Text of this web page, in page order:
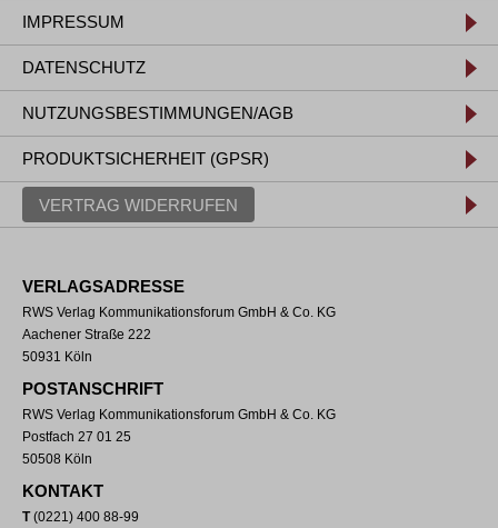
IMPRESSUM
DATENSCHUTZ
NUTZUNGSBESTIMMUNGEN/AGB
PRODUKTSICHERHEIT (GPSR)
VERTRAG WIDERRUFEN
VERLAGSADRESSE
RWS Verlag Kommunikationsforum GmbH & Co. KG
Aachener Straße 222
50931 Köln
POSTANSCHRIFT
RWS Verlag Kommunikationsforum GmbH & Co. KG
Postfach 27 01 25
50508 Köln
KONTAKT
T(0221) 400 88-99